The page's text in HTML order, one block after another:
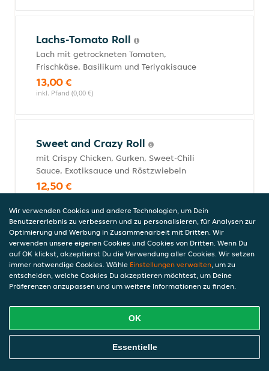
Lachs-Tomato Roll
Lach mit getrockneten Tomaten,
Frischkäse, Basilikum und Teriyakisauce
13,00 €
inkl. Pfand (0,00 €)
Sweet and Crazy Roll
mit Crispy Chicken, Gurken, Sweet-Chili
Sauce, Exotiksauce und Röstzwiebeln
12,50 €
Hot Dog Roll
Panierte Inside Out Roll mit Massago,
Gurken, Grüner Salat, mariniertem Lachs
Tartar und Lauchzwiebeln, verfeinert mit
Online Essen Bestellen
Wir verwenden Cookies und andere Technologien, um Dein
Benutzererlebnis zu verbessern und zu personalisieren, für Analysen zur
Optimierung und Werbung in Zusammenarbeit mit Dritten. Wir
verwenden unsere eigenen Cookies und Cookies von Dritten. Wenn Du
auf OK klickst, akzeptierst Du die Verwendung aller Cookies. Wir setzen
immer notwendige Cookies. Wähle Einstellungen verwalten, um zu
entscheiden, welche Cookies Du akzeptieren möchtest, um Deine
Präferenzen anzupassen und um weitere Informationen zu finden.
OK
Essentielle